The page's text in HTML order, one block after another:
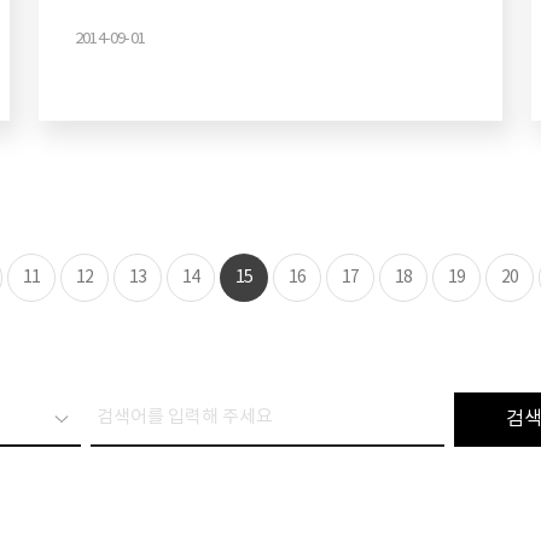
2014-09-01
11 12 13 14 15 16 17 18 19 20